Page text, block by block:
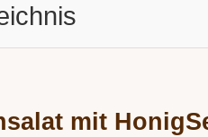
mit